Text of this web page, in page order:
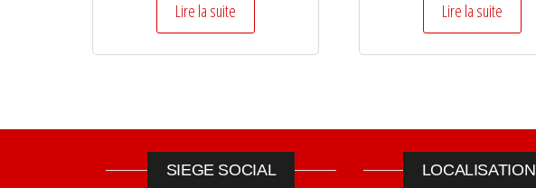
Lire la suite Lire la suite
SIEGE SOCIAL
LOCALISATION